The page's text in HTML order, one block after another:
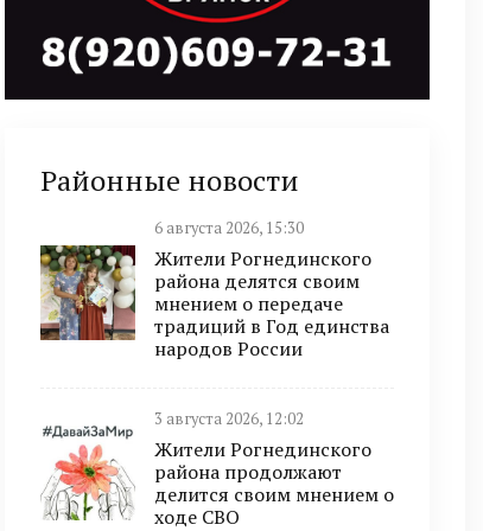
Районные новости
6 августа 2026, 15:30
Жители Рогнединского
района делятся своим
мнением о передаче
традиций в Год единства
народов России
3 августа 2026, 12:02
Жители Рогнединского
района продолжают
делится своим мнением о
ходе СВО